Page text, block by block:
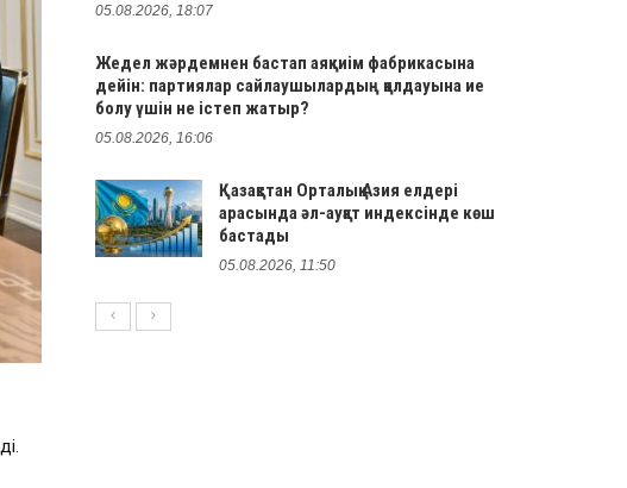
05.08.2026, 18:07
Жедел жәрдемнен бастап аяқкиім фабрикасына
дейін: партиялар сайлаушылардың қолдауына ие
болу үшін не істеп жатыр?
05.08.2026, 16:06
Қазақстан Орталық Азия елдері
арасында әл-ауқат индексінде көш
бастады
05.08.2026, 11:50